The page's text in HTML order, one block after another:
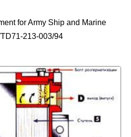
for Army Ship and Marine
213-003/94